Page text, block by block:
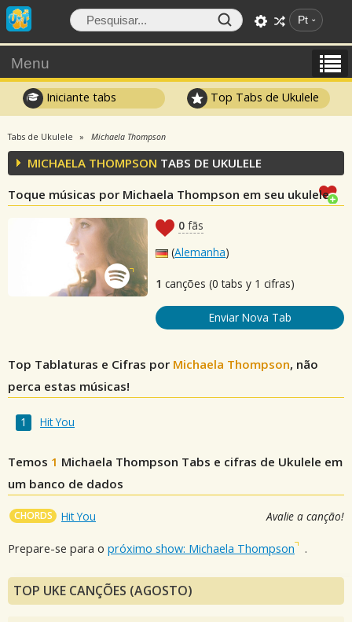
Pt
Menu
Iniciante tabs Top Tabs de Ukulele
Tabs de Ukulele Michaela Thompson
MICHAELA THOMPSON TABS DE UKULELE
Toque músicas por Michaela Thompson em seu ukulele
0 fãs
(Alemanha)
1 canções (0 tabs y 1 cifras)
Enviar Nova Tab
Top Tablaturas e Cifras por Michaela Thompson, não
perca estas músicas!
Hit You
Temos 1 Michaela Thompson Tabs e cifras de Ukulele em
um banco de dados
CHORDS Hit You Avalie a canção!
Prepare-se para o próximo show: Michaela Thompson .
TOP UKE CANÇÕES (AGOSTO)